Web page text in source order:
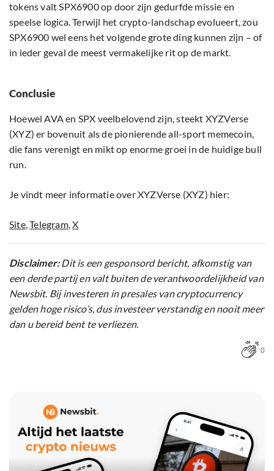
tokens valt SPX6900 op door zijn gedurfde missie en
speelse logica. Terwijl het crypto-landschap evolueert, zou
SPX6900 wel eens het volgende grote ding kunnen zijn – of
in ieder geval de meest vermakelijke rit op de markt.
Conclusie
Hoewel AVA en SPX veelbelovend zijn, steekt XYZVerse
(XYZ) er bovenuit als de pionierende all-sport memecoin,
die fans verenigt en mikt op enorme groei in de huidige bull
run.
Je vindt meer informatie over XYZVerse (XYZ) hier:
Site,Telegram,X
Disclaimer:Dit is een gesponsord bericht, afkomstig van
een derde partij en valt buiten de verantwoordelijkheid van
Newsbit. Bij investeren in presales van cryptocurrency
gelden hoge risico’s, dus investeer verstandig en nooit meer
dan u bereid bent te verliezen.
0